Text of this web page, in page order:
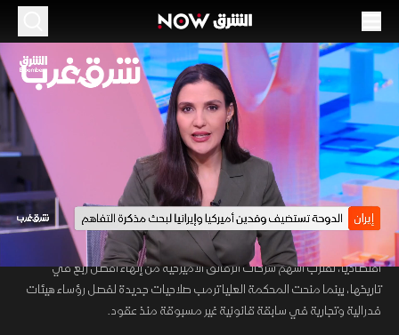
00:13/42:42
الموسم 2026
أسهم التكنولوجيا تواصل الصعود.. وصلاحيات
جديدة لترمب
30 يونيو 2026 42:42 اقتصاد
شرق غرب
تتزامن محادثات الدوحة مع دخول عمان على خط التفاوض مع إيران بشأن
مستقبل إدارة مضيق هرمز، وسط مخاوف من تداعيات التوترات الإقليمية.
اقتصاديا، تقترب أسهم شركات الرقائق الأميركية من إنهاء أفضل ربع في
تاريخها، بينما منحت المحكمة العليا ترمب صلاحيات جديدة لفصل رؤساء هيئات
فدرالية وتجارية في سابقة قانونية غير مسبوقة منذ عقود.